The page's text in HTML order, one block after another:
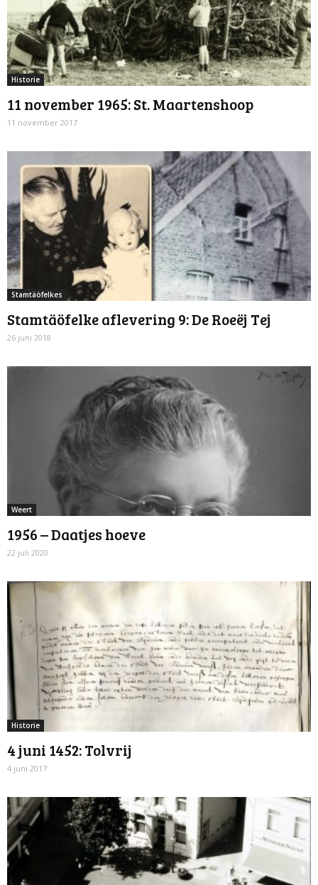
Historie
11 november 1965: St. Maartenshoop
11 november 2017
Stamtäöfelkes
Stamtäöfelke aflevering 9: De Roeëj Tej
26 juni 2018
Weert
1956 – Daatjes hoeve
22 juli 2020
Historie
4 juni 1452: Tolvrij
4 juni 2017